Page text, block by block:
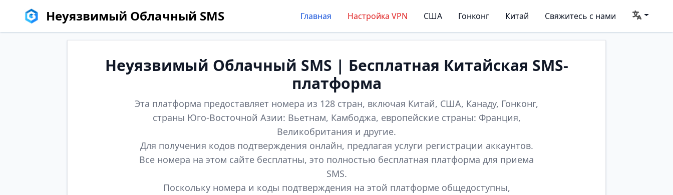
Неуязвимый Облачный SMS Главная Настройка VPN США Гонконг Китай Свяжитесь с нами
Неуязвимый Облачный SMS | Бесплатная Китайская SMS-
платформа
Эта платформа предоставляет номера из 128 стран, включая Китай, США, Канаду, Гонконг,
страны Юго-Восточной Азии: Вьетнам, Камбоджа, европейские страны: Франция,
Великобритания и другие.
Для получения кодов подтверждения онлайн, предлагая услуги регистрации аккаунтов.
Все номера на этом сайте бесплатны, это полностью бесплатная платформа для приема
SMS.
Поскольку номера и коды подтверждения на этой платформе общедоступны,